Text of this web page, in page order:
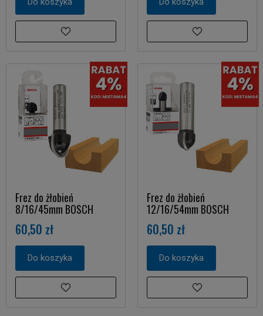
Frez do żłobień
8/16/45mm BOSCH
60,50 zł
Do koszyka
Frez do żłobień
12/16/54mm BOSCH
60,50 zł
Do koszyka